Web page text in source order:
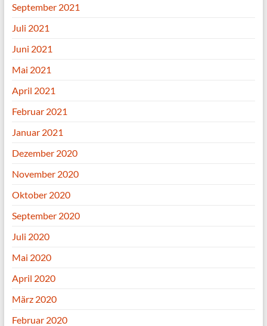
September 2021
Juli 2021
Juni 2021
Mai 2021
April 2021
Februar 2021
Januar 2021
Dezember 2020
November 2020
Oktober 2020
September 2020
Juli 2020
Mai 2020
April 2020
März 2020
Februar 2020